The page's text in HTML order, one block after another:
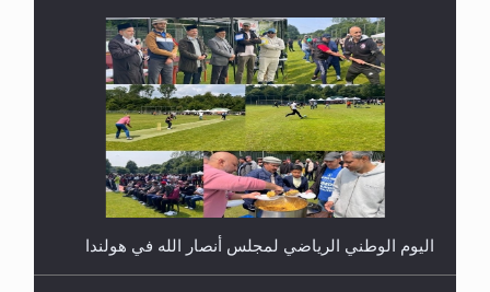
اليوم الوطني الرياضي لمجلس أنصار الله في هولندا